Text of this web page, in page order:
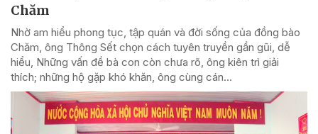
Chăm
Nhờ am hiểu phong tục, tập quán và đời sống của đồng bào
Chăm, ông Thông Sết chọn cách tuyên truyền gần gũi, dễ
hiểu, Những vấn đề bà con còn chưa rõ, ông kiên trì giải
thích; những hộ gặp khó khăn, ông cùng cán...